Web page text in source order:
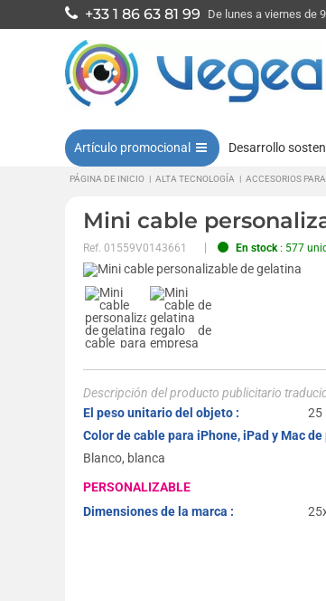
+33 1 86 63 81 99 De lunes a viernes de
Artículo promocional Desarrollo
PÁGINA DE INICIO | ALTA TECNOLOGÍA | ACCESORIOS
Mini cable
Ref. 01559V0143661 En stock: 577
Descripción del producto publicitario
El peso unitario del objeto :
25
Color de cable para iPhone, iPad y Mac
Blanco, blanca
PERSONALIZABLE
Dimensiones de la marca :